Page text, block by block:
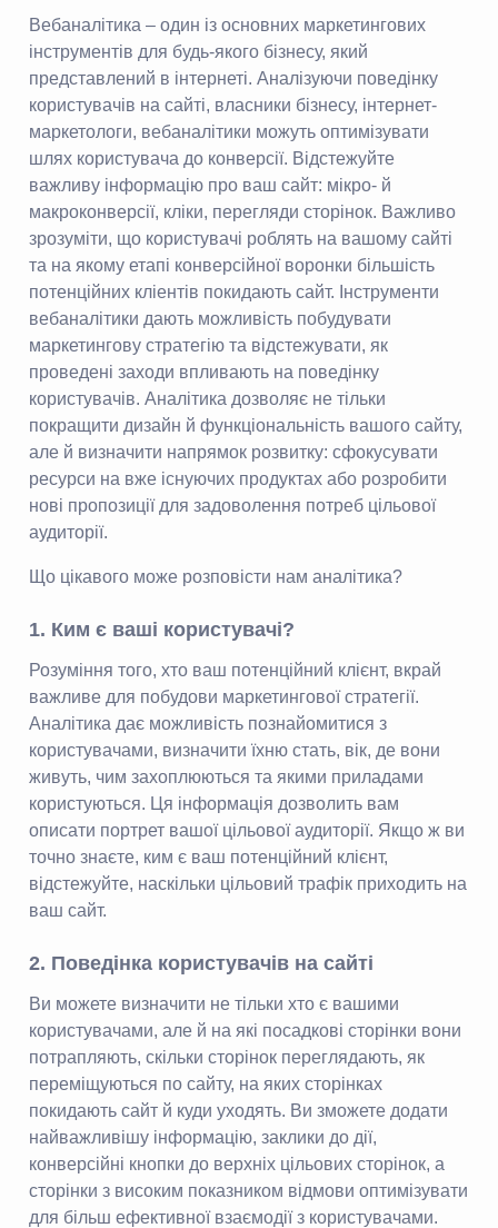
Вебаналітика – один із основних маркетингових
інструментів для будь-якого бізнесу, який
представлений в інтернеті. Аналізуючи поведінку
користувачів на сайті, власники бізнесу, інтернет-
маркетологи, вебаналітики можуть оптимізувати
шлях користувача до конверсії. Відстежуйте
важливу інформацію про ваш сайт: мікро- й
макроконверсії, кліки, перегляди сторінок. Важливо
зрозуміти, що користувачі роблять на вашому сайті
та на якому етапі конверсійної воронки більшість
потенційних кліентів покидають сайт. Інструменти
вебаналітики дають можливість побудувати
маркетингову стратегію та відстежувати, як
проведені заходи впливають на поведінку
користувачів. Аналітика дозволяє не тільки
покращити дизайн й функціональність вашого сайту,
але й визначити напрямок розвитку: сфокусувати
ресурси на вже існуючих продуктах або розробити
нові пропозиції для задоволення потреб цільової
аудиторії.
Що цікавого може розповісти нам аналітика?
1. Ким є ваші користувачі?
Розуміння того, хто ваш потенційний клієнт, вкрай
важливе для побудови маркетингової стратегії.
Аналітика дає можливість познайомитися з
користувачами, визначити їхню стать, вік, де вони
живуть, чим захоплюються та якими приладами
користуються. Ця інформація дозволить вам
описати портрет вашої цільової аудиторії. Якщо ж ви
точно знаєте, ким є ваш потенційний клієнт,
відстежуйте, наскільки цільовий трафік приходить на
ваш сайт.
2. Поведінка користувачів на сайті
Ви можете визначити не тільки хто є вашими
користувачами, але й на які посадкові сторінки вони
потрапляють, скільки сторінок переглядають, як
переміщуються по сайту, на яких сторінках
покидають сайт й куди уходять. Ви зможете додати
найважливішу інформацію, заклики до дії,
конверсійні кнопки до верхніх цільових сторінок, а
сторінки з високим показником відмови оптимізувати
для більш ефективної взаємодії з користувачами.